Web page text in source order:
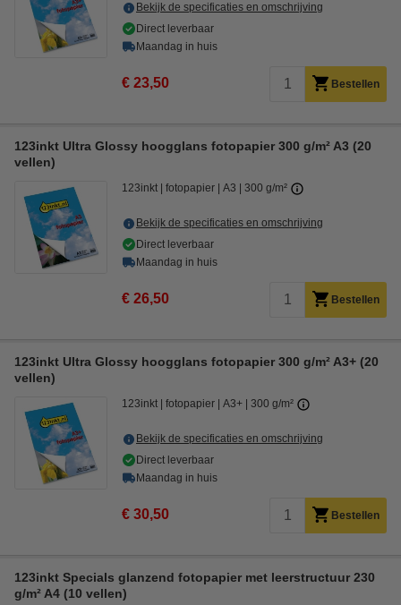
Bekijk de specificaties en omschrijving
Direct leverbaar
Maandag in huis
€ 23,50 Bestellen
123inkt Ultra Glossy hoogglans fotopapier 300 g/m² A3 (20
vellen)
123inkt fotopapier A3 300 g/m²
Bekijk de specificaties en omschrijving
Direct leverbaar
Maandag in huis
€ 26,50 Bestellen
123inkt Ultra Glossy hoogglans fotopapier 300 g/m² A3+ (20
vellen)
123inkt fotopapier A3+ 300 g/m²
Bekijk de specificaties en omschrijving
Direct leverbaar
Maandag in huis
€ 30,50 Bestellen
123inkt Specials glanzend fotopapier met leerstructuur 230
g/m² A4 (10 vellen)